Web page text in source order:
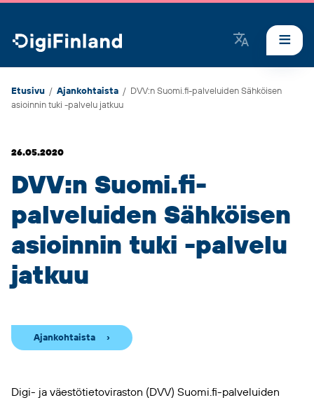
DigiFinland
Etusivu / Ajankohtaista / DVV:n Suomi.fi-palveluiden Sähköisen
asioinnin tuki -palvelu jatkuu
26.05.2020
DVV:n Suomi.fi-
palveluiden Sähköisen
asioinnin tuki -palvelu
jatkuu
Ajankohtaista
Digi- ja väestötietoviraston (DVV) Suomi.fi-palveluiden